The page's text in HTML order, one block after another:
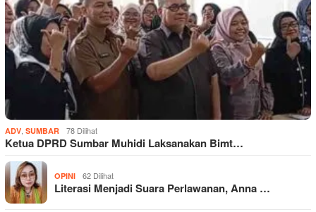
ADV SUMBAR 78 Dilihat
Ketua DPRD Sumbar Muhidi Laksanakan Bimt…
OPINI 62 Dilihat
Literasi Menjadi Suara Perlawanan, Anna …